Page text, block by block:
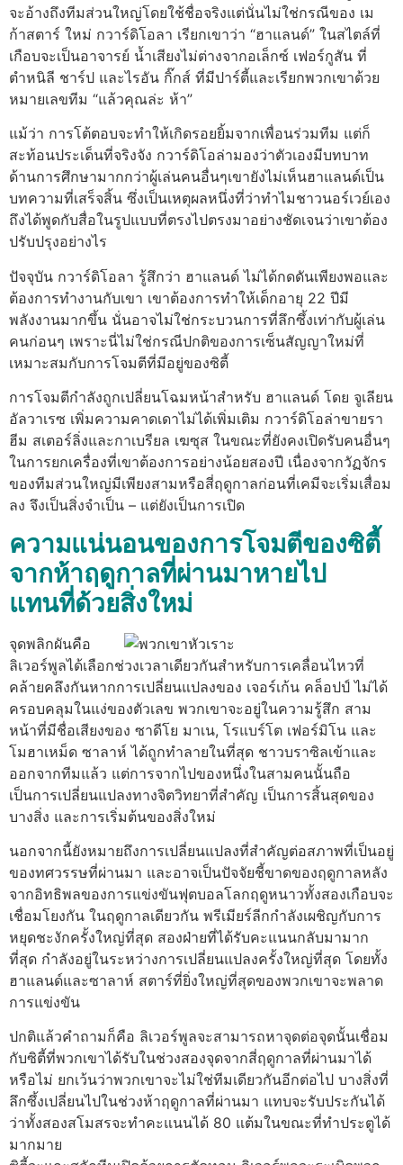
จะอ้างถึงทีมส่วนใหญ่โดยใช้ชื่อจริงแต่นั่นไม่ใช่กรณีของ เม
ก้าสตาร์ ใหม่ กวาร์ดิโอลา เรียกเขาว่า “ฮาแลนด์” ในสไตล์ที่
เกือบจะเป็นอาจารย์ น้ำเสียงไม่ต่างจากอเล็กซ์ เฟอร์กูสัน ที่
ตำหนิลี ชาร์ป และไรอัน กิ๊กส์ ที่มีปาร์ตี้และเรียกพวกเขาด้วย
หมายเลขทีม “แล้วคุณล่ะ ห้า”
แม้ว่า การโต้ตอบจะทำให้เกิดรอยยิ้มจากเพื่อนร่วมทีม แต่ก็
สะท้อนประเด็นที่จริงจัง กวาร์ดิโอล่ามองว่าตัวเองมีบทบาท
ด้านการศึกษามากกว่าผู้เล่นคนอื่นๆเขายังไม่เห็นฮาแลนด์เป็น
บทความที่เสร็จสิ้น ซึ่งเป็นเหตุผลหนึ่งที่ว่าทำไมชาวนอร์เวย์เอง
ถึงได้พูดกับสื่อในรูปแบบที่ตรงไปตรงมาอย่างชัดเจนว่าเขาต้อง
ปรับปรุงอย่างไร
ปัจจุบัน กวาร์ดิโอลา รู้สึกว่า ฮาแลนด์ ไม่ได้กดดันเพียงพอและ
ต้องการทำงานกับเขา เขาต้องการทำให้เด็กอายุ 22 ปีมี
พลังงานมากขึ้น นั่นอาจไม่ใช่กระบวนการที่ลึกซึ้งเท่ากับผู้เล่น
คนก่อนๆ เพราะนี่ไม่ใช่กรณีปกติของการเซ็นสัญญาใหม่ที่
เหมาะสมกับการโจมตีที่มีอยู่ของซิตี้
การโจมตีกำลังถูกเปลี่ยนโฉมหน้าสำหรับ ฮาแลนด์ โดย จูเลียน
อัลวาเรซ เพิ่มความคาดเดาไม่ได้เพิ่มเติม กวาร์ดิโอล่าขายรา
ฮีม สเตอร์ลิ่งและกาเบรียล เฆซุส ในขณะที่ยังคงเปิดรับคนอื่นๆ
ในการยกเครื่องที่เขาต้องการอย่างน้อยสองปี เนื่องจากวัฏจักร
ของทีมส่วนใหญ่มีเพียงสามหรือสี่ฤดูกาลก่อนที่เคมีจะเริ่มเสื่อม
ลง จึงเป็นสิ่งจำเป็น – แต่ยังเป็นการเปิด
ความแน่นอนของการโจมตีของซิตี้
จากห้าฤดูกาลที่ผ่านมาหายไป
แทนที่ด้วยสิ่งใหม่
จุดพลิกผันคือ
ลิเวอร์พูลได้เลือกช่วงเวลาเดียวกันสำหรับการเคลื่อนไหวที่
คล้ายคลึงกันหากการเปลี่ยนแปลงของ เจอร์เก้น คล็อปป์ ไม่ได้
ครอบคลุมในแง่ของตัวเลข พวกเขาจะอยู่ในความรู้สึก สาม
หน้าที่มีชื่อเสียงของ ซาดีโย มาเน, โรแบร์โต เฟอร์มิโน และ
โมฮาเหม็ด ซาลาห์ ได้ถูกทำลายในที่สุด ชาวบราซิลเข้าและ
ออกจากทีมแล้ว แต่การจากไปของหนึ่งในสามคนนั้นถือ
เป็นการเปลี่ยนแปลงทางจิตวิทยาที่สำคัญ เป็นการสิ้นสุดของ
บางสิ่ง และการเริ่มต้นของสิ่งใหม่
นอกจากนี้ยังหมายถึงการเปลี่ยนแปลงที่สำคัญต่อสภาพที่เป็นอยู่
ของทศวรรษที่ผ่านมา และอาจเป็นปัจจัยชี้ขาดของฤดูกาลหลัง
จากอิทธิพลของการแข่งขันฟุตบอลโลกฤดูหนาวทั้งสองเกือบจะ
เชื่อมโยงกัน ในฤดูกาลเดียวกัน พรีเมียร์ลีกกำลังเผชิญกับการ
หยุดชะงักครั้งใหญ่ที่สุด สองฝ่ายที่ได้รับคะแนนกลับมามาก
ที่สุด กำลังอยู่ในระหว่างการเปลี่ยนแปลงครั้งใหญ่ที่สุด โดยทั้ง
ฮาแลนด์และซาลาห์ สตาร์ที่ยิ่งใหญ่ที่สุดของพวกเขาจะพลาด
การแข่งขัน
ปกติแล้วคำถามก็คือ ลิเวอร์พูลจะสามารถหาจุดต่อจุดนั้นเชื่อม
กับซิตี้ที่พวกเขาได้รับในช่วงสองจุดจากสี่ฤดูกาลที่ผ่านมาได้
หรือไม่ ยกเว้นว่าพวกเขาจะไม่ใช่ทีมเดียวกันอีกต่อไป บางสิ่งที่
ลึกซึ้งเปลี่ยนไปในช่วงห้าฤดูกาลที่ผ่านมา แทบจะรับประกันได้
ว่าทั้งสองสโมสรจะทำคะแนนได้ 80 แต้มในขณะที่ทำประตูได้
มากมาย